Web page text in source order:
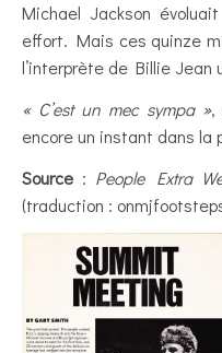
Michael Jackson
effort. Mais ces quinze
l’interprète de Billie Jean
« C’est un mec sympa »,
encore un instant dans la
Source : People Extra
(traduction :